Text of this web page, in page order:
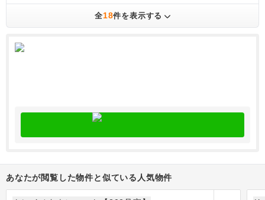
全18件を表示する
あなたが閲覧した物件と似ている人気物件